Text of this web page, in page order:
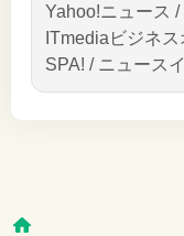
Yahoo!ニュース
ITmediaビジネ
SPA! / ニュース